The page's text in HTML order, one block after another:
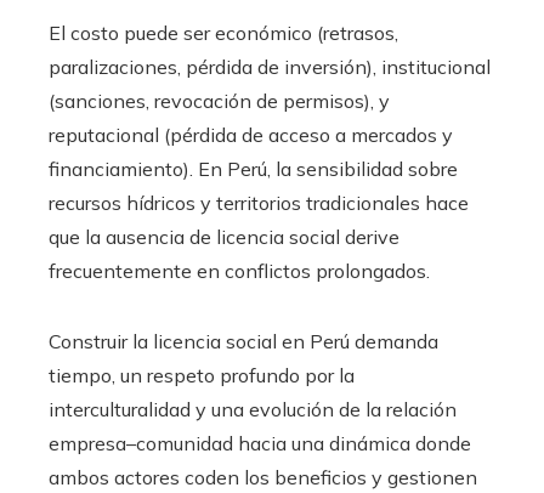
El costo puede ser económico (retrasos,
paralizaciones, pérdida de inversión), institucional
(sanciones, revocación de permisos), y
reputacional (pérdida de acceso a mercados y
financiamiento). En Perú, la sensibilidad sobre
recursos hídricos y territorios tradicionales hace
que la ausencia de licencia social derive
frecuentemente en conflictos prolongados.
Construir la licencia social en Perú demanda
tiempo, un respeto profundo por la
interculturalidad y una evolución de la relación
empresa–comunidad hacia una dinámica donde
ambos actores coden los beneficios y gestionen